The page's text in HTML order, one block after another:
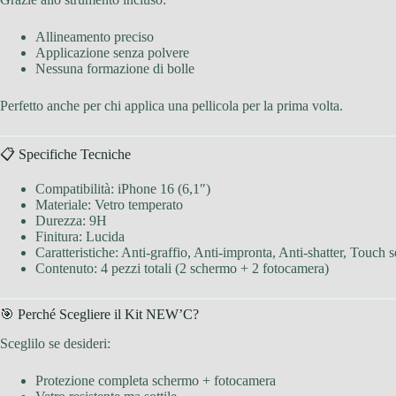
Allineamento preciso
Applicazione senza polvere
Nessuna formazione di bolle
Perfetto anche per chi applica una pellicola per la prima volta.
📋 Specifiche Tecniche
Compatibilità: iPhone 16 (6,1″)
Materiale: Vetro temperato
Durezza: 9H
Finitura: Lucida
Caratteristiche: Anti-graffio, Anti-impronta, Anti-shatter, Touch
Contenuto: 4 pezzi totali (2 schermo + 2 fotocamera)
🎯 Perché Scegliere il Kit NEW’C?
Sceglilo se desideri:
Protezione completa schermo + fotocamera